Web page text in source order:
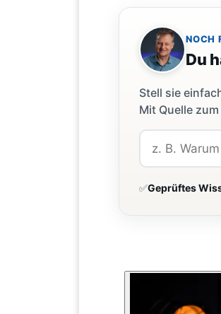
NOCH
Du
Stell sie
Mit Quelle
✅Geprüftes